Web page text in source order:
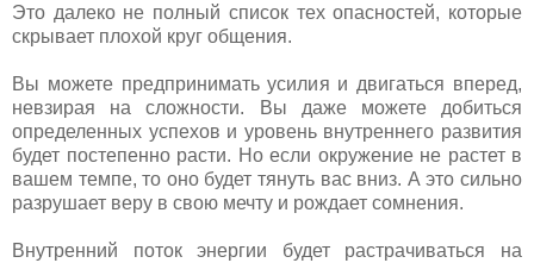
Это далеко не полный список тех опасностей, которые
скрывает плохой круг общения.
Вы можете предпринимать усилия и двигаться вперед,
невзирая на сложности. Вы даже можете добиться
определенных успехов и уровень внутреннего развития
будет постепенно расти. Но если окружение не растет в
вашем темпе, то оно будет тянуть вас вниз. А это сильно
разрушает веру в свою мечту и рождает сомнения.
Внутренний поток энергии будет растрачиваться на